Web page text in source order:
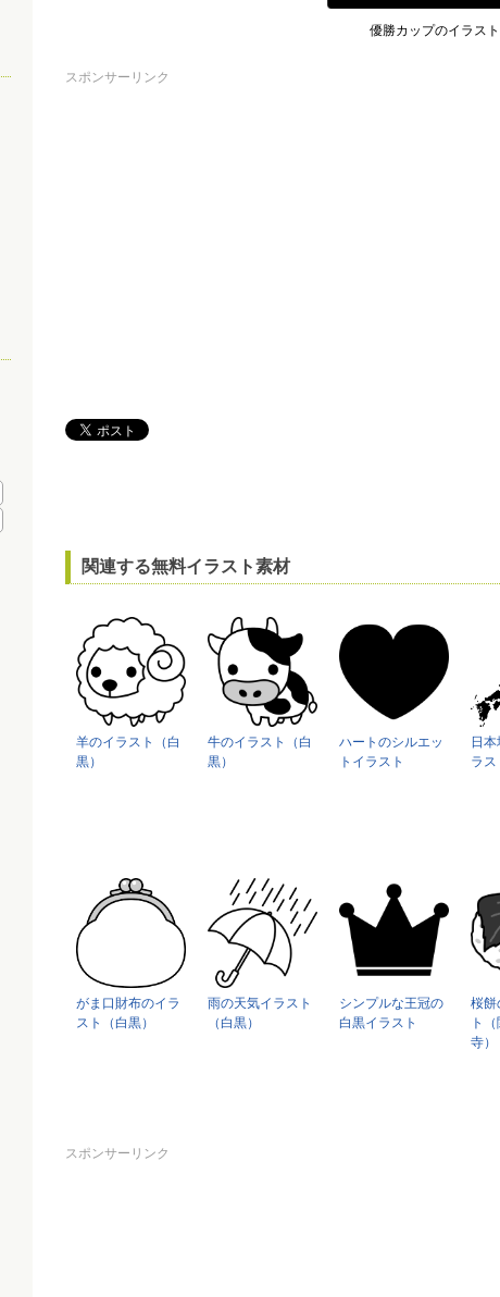
優勝カップのイラス
スポンサーリンク
関連する無料イラスト素材
羊のイラスト（白
黒）
牛のイラスト（白
黒）
ハートのシルエッ
トイラスト
日
ラス
がま口財布のイラ
スト（白黒）
雨の天気イラスト
（白黒）
シンプルな王冠の
白黒イラスト
桜餅
ト
寺）
スポンサーリンク